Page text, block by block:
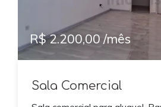
R$ 2.200,00 /mês
Sala Comercial